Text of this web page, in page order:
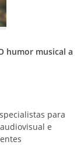
humor musical a
para
e